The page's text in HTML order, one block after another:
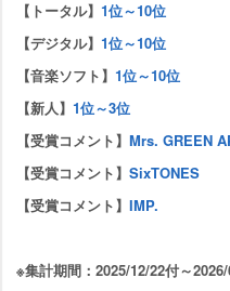
【トータル】 1位～10位
【デジタル】 1位～10位
【音楽ソフト】 1位～10位
【新人】 1位～3位
【受賞コメント】 Mrs. GREEN
【受賞コメント】 SixTONES
【受賞コメント】 IMP.
※集計期間：2025/12/22付～